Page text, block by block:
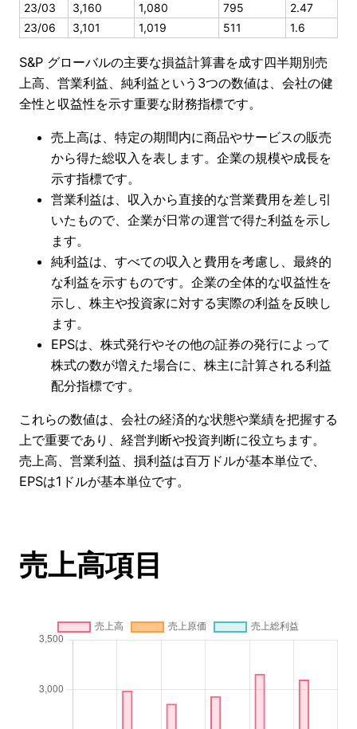
23/03
3,160 1,080 795
2.47
23/06
3,101 1,019 511 1.6
S&P グローバルの主要な損益計算書を成す四半期別売
上高、営業利益、純利益という3つの数値は、会社の健
全性と収益性を示す重要な財務指標です。
売上高は、特定の期間内に商品やサービスの販売
から得た総収入を表します。企業の規模や成長を
示す指標です。
営業利益は、収入から直接的な営業費用を差し引
いたもので、企業が日常の運営で得た利益を示し
ます。
純利益は、すべての収入と費用を考慮し、最終的
な利益を示すものです。企業の全体的な収益性を
示し、株主や投資家に対する実際の利益を反映し
ます。
EPSは、株式発行やその他の証券の発行によって
株式の数が増えた場合に、株主に計算される利益
配分指標です。
これらの数値は、会社の経済的な状態や業績を把握する
上で重要であり、経営判断や投資判断に役立ちます。
売上高、営業利益、損利益は百万ドルが基本単位で、
EPSは1ドルが基本単位です。
売上高項目